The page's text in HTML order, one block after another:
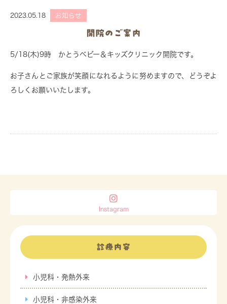
2023.05.18 お知らせ
開院のご案内
5/18(木)9時 かとうベビー＆キッズクリニック開院です。
お子さんとご家族が笑顔になれるように努めますので、どうぞよ
ろしくお願いいたします。
Instagram
診療内容
小児科・発熱外来
小児科・非感染外来